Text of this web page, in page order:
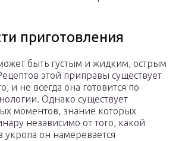
приготовления
быть густым и жидким, острым
этой приправы существует
и не всегда она готовится по
Однако существует
моментов, знание которых
независимо от того, какой
укропа он намеревается